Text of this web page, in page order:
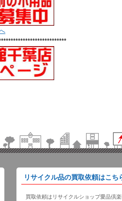
リサイクル品の買取依頼はこち
買取依頼はリサイクルショップ愛品倶楽